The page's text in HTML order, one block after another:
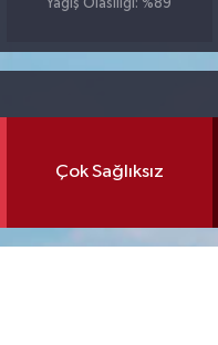
Yağış Olasılığı: %89
Çok Sağlıksız